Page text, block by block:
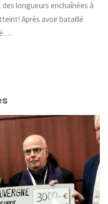
longueurs enchaînées à
Après avoir bataillé
…